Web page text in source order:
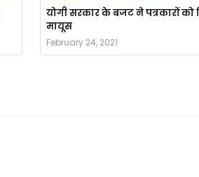
योगी सरकार के बजट ने पत्रकारों को
मायूस
February 24, 2021